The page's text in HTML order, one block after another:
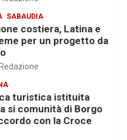
SABAUDIA
costiera, Latina e
per un progetto da
turistica istituita
si comunità di Borgo
con la Croce